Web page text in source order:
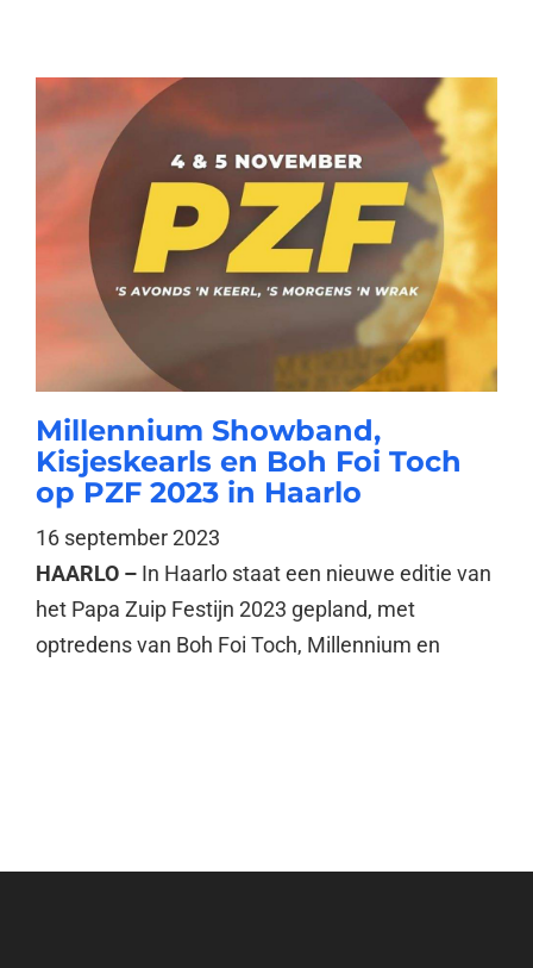
Millennium Showband,
Kisjeskearls en Boh Foi Toch
op PZF 2023 in Haarlo
16 september 2023
HAARLO – In Haarlo staat een nieuwe editie van
het Papa Zuip Festijn 2023 gepland, met
optredens van Boh Foi Toch, Millennium en